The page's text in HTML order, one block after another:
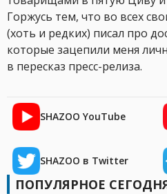
Горжусь тем, что во всех
(хоть и редких) писал про
которые зацепили меня
в пересказ пресс-релиза.
SHAZOO YouTube
SHAZOO в Twitter
ПОПУЛЯРНОЕ